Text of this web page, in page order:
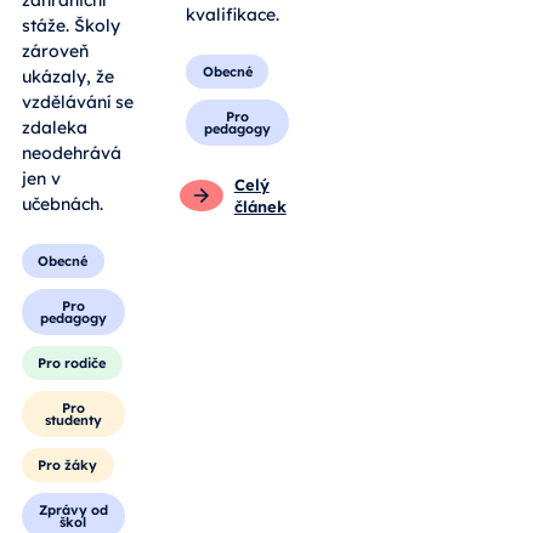
stáže. Školy
zároveň
ukázaly, že
vzdělávání se
zdaleka
neodehrává
jen v
učebnách.
Obecné
Pro
pedagogy
Pro rodiče
Pro
studenty
Pro žáky
Zprávy od
škol
kvalifikace.
Obecné
Pro
pedagogy
Celý
článek